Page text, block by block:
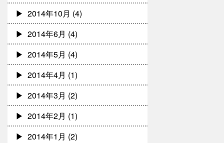
2014年10月 (4)
2014年6月 (4)
2014年5月 (4)
2014年4月 (1)
2014年3月 (2)
2014年2月 (1)
2014年1月 (2)